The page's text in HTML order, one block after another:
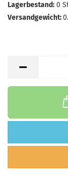
Lagerbestand: 0
Versandgewicht: